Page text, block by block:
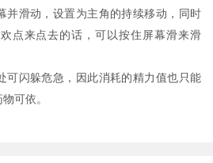
并滑动，设置为主角的持续移动，同时
点来点去的话，可以按住屏幕滑来滑
可闪躲危急，因此消耗的精力值也只能
可依。